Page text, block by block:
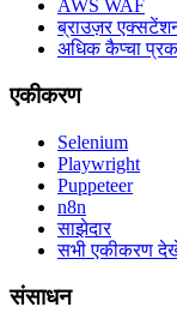
AWS WAF
ब्राउज़र
अधिक कैप्चा
एकीकरण
Selenium
Playwright
Puppeteer
n8n
साझेदार
सभी एकीकरण
संसाधन